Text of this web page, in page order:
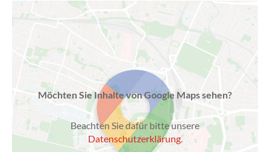
Möchten Sie Inhalte von Google Maps sehen?
Beachten Sie dafür bitte unsere
Datenschutzerklärung.